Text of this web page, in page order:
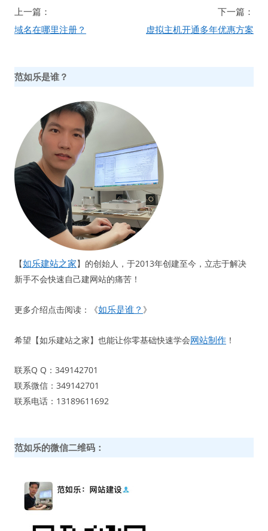
文
章
上一篇：
域名在哪里注册？
下一篇：
虚拟主机开通多年优惠方案
范如乐是谁？
【如乐建站之家】的创始人，于2013年创建至今，立志于解决
新手不会快速自己建网站的痛苦！
更多介绍点击阅读：《如乐是谁？ 》
希望【如乐建站之家】也能让你零基础快速学会网站制作 ！
联系Q Q：349142701
联系微信：349142701
联系电话：13189611692
范如乐的微信二维码：